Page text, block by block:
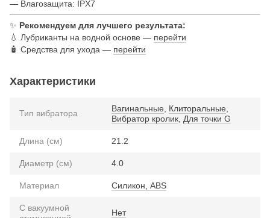
— Влагозащита: IPX7
✨ Рекомендуем для лучшего результата:
💧 Лубриканты на водной основе — перейти
🧴 Средства для ухода — перейти
Характеристики
Тип вибратора Вагинальные Клиторальные
Вибратор кролик Для точки G
Длина (см) 21.2
Диаметр (см) 4.0
Материал Силикон, ABS
С вакуумной
Нет